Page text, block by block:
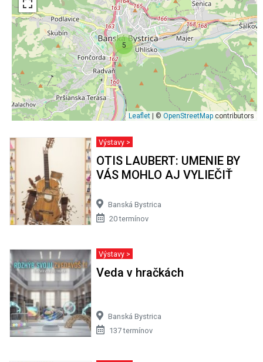
5
Leaflet | © OpenStreetMap contributors
Výstavy >
OTIS LAUBERT: UMENIE BY
VÁS MOHLO AJ VYLIEČIŤ
Banská Bystrica
20 termínov
Výstavy >
Veda v hračkách
Banská Bystrica
137 termínov